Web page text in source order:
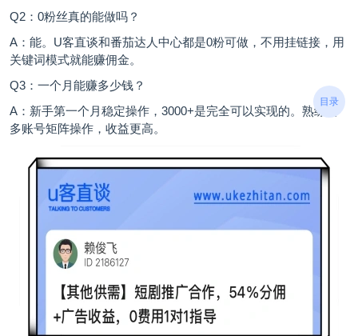
Q2：0粉丝真的能做吗？
A：能。U客直谈和番茄达人中心都是0粉可做，不用挂链接，用
关键词模式就能赚佣金。
Q3：一个月能赚多少钱？
A：新手第一个月稳定操作，3000+是完全可以实现的。熟练后
多账号矩阵操作，收益更高。
目录